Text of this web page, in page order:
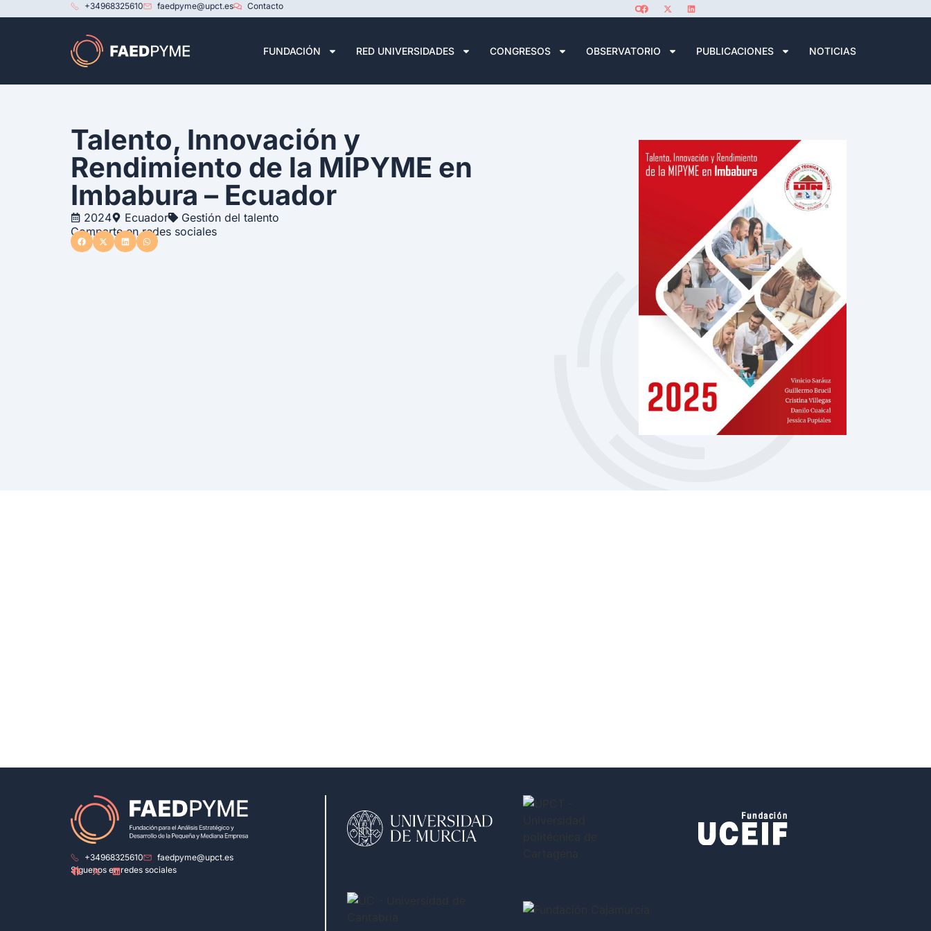
+34968325610 faedpyme@upct.es Contacto
FUNDACIÓN RED UNIVERSIDADES CONGRESOS OBSERVATORIO PUBLICACIONES NOTICIAS
Talento, Innovación y
Rendimiento de la MIPYME en
Imbabura – Ecuador
2024 Ecuador
Gestión del talento
Comparte en redes sociales
+34968325610
faedpyme@upct.es
Síguenos en redes sociales